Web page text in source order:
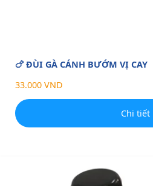
🍗 ĐÙI GÀ CÁNH BƯỚM VỊ CAY
33.000 VND
Chi tiết